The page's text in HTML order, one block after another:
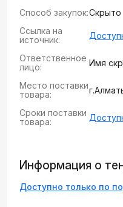
Способ закупок:Скрыто
Ссылка на
источник:
Ответственное
лицо:
Имя
Место поставки
товара:
Сроки поставки
товара:
Информация о
Доступно только по